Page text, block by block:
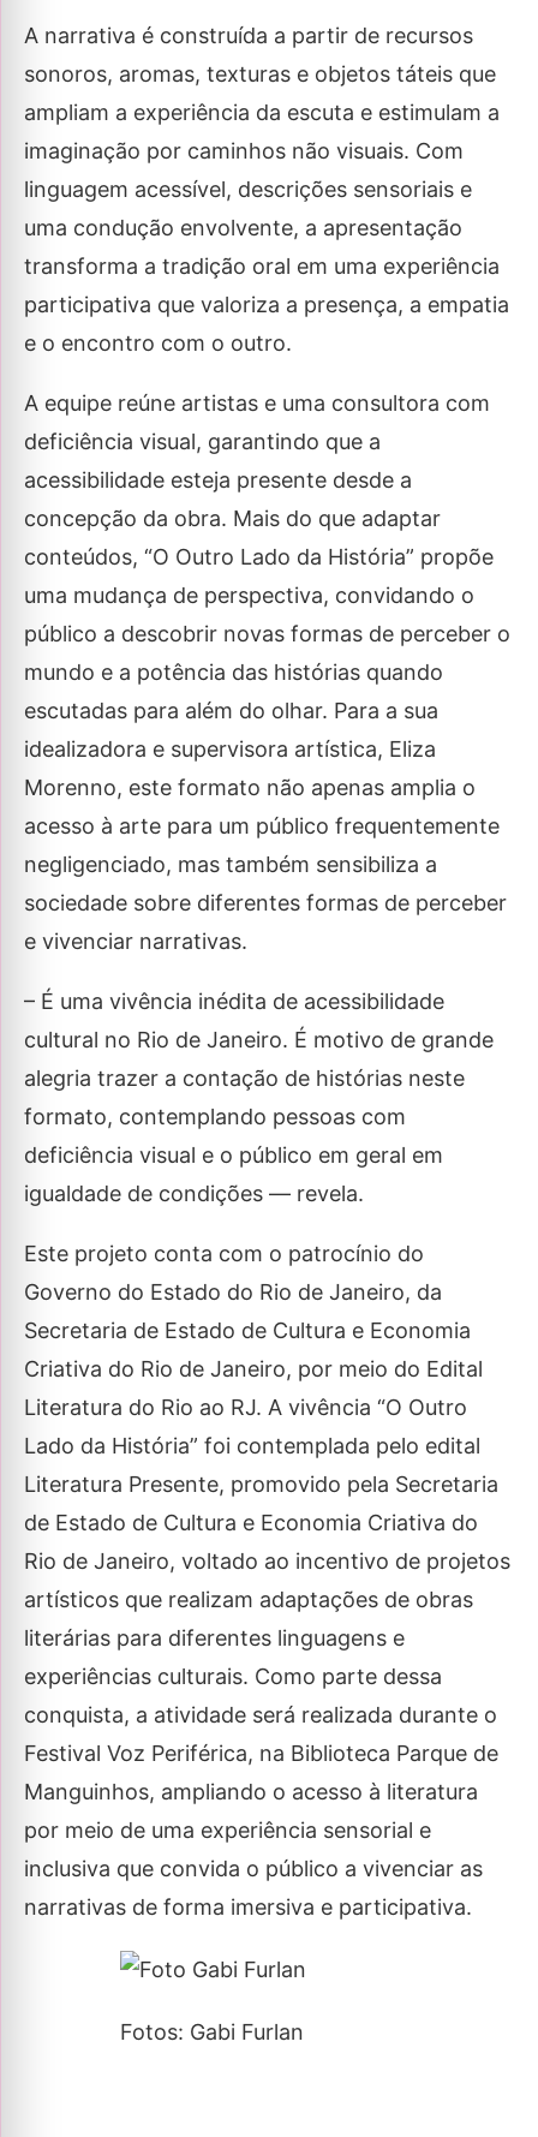
A narrativa é construída a partir de recursos
sonoros, aromas, texturas e objetos táteis que
ampliam a experiência da escuta e estimulam a
imaginação por caminhos não visuais. Com
linguagem acessível, descrições sensoriais e
uma condução envolvente, a apresentação
transforma a tradição oral em uma experiência
participativa que valoriza a presença, a empatia
e o encontro com o outro.
A equipe reúne artistas e uma consultora com
deficiência visual, garantindo que a
acessibilidade esteja presente desde a
concepção da obra. Mais do que adaptar
conteúdos, “O Outro Lado da História” propõe
uma mudança de perspectiva, convidando o
público a descobrir novas formas de perceber o
mundo e a potência das histórias quando
escutadas para além do olhar. Para a sua
idealizadora e supervisora artística, Eliza
Morenno, este formato não apenas amplia o
acesso à arte para um público frequentemente
negligenciado, mas também sensibiliza a
sociedade sobre diferentes formas de perceber
e vivenciar narrativas.
– É uma vivência inédita de acessibilidade
cultural no Rio de Janeiro. É motivo de grande
alegria trazer a contação de histórias neste
formato, contemplando pessoas com
deficiência visual e o público em geral em
igualdade de condições — revela.
Este projeto conta com o patrocínio do
Governo do Estado do Rio de Janeiro, da
Secretaria de Estado de Cultura e Economia
Criativa do Rio de Janeiro, por meio do Edital
Literatura do Rio ao RJ. A vivência “O Outro
Lado da História” foi contemplada pelo edital
Literatura Presente, promovido pela Secretaria
de Estado de Cultura e Economia Criativa do
Rio de Janeiro, voltado ao incentivo de projetos
artísticos que realizam adaptações de obras
literárias para diferentes linguagens e
experiências culturais. Como parte dessa
conquista, a atividade será realizada durante o
Festival Voz Periférica, na Biblioteca Parque de
Manguinhos, ampliando o acesso à literatura
por meio de uma experiência sensorial e
inclusiva que convida o público a vivenciar as
narrativas de forma imersiva e participativa.
Fotos: Gabi Furlan